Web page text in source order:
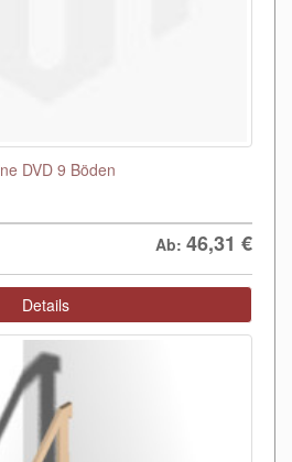
DVD 9 Böden
Ab: 46,31 €
Details